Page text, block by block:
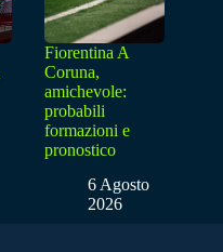
Fiorentina A
Coruna,
amichevole:
probabili
formazioni e
pronostico
6 Agosto
2026